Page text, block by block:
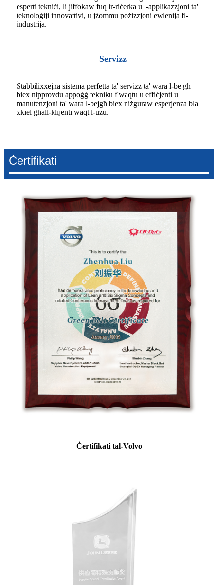
esperti tekniċi, li jiffokaw fuq ir-riċerka u l-applikazzjoni ta'
teknoloġiji innovattivi, u jżommu pożizzjoni ewlenija fl-
industrija.
Servizz
Stabbilixxejna sistema perfetta ta' servizz ta' wara l-bejgħ
biex nipprovdu appoġġ tekniku f'waqtu u effiċjenti u
manutenzjoni ta' wara l-bejgħ biex niżguraw esperjenza bla
xkiel għall-klijenti waqt l-użu.
Ċertifikati
Ċertifikati tal-Volvo